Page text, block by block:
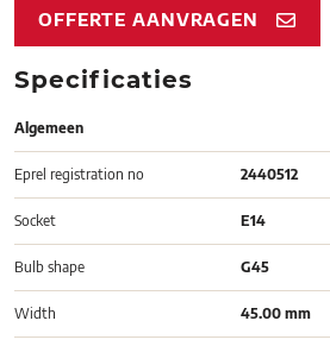
OFFERTE AANVRAGEN
Specificaties
Algemeen
Eprel registration no 2440512
Socket E14
Bulb shape G45
Width 45.00 mm